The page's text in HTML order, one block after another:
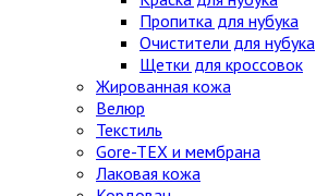
Пропитка для нубука
Очистители для нубука
Щетки для кроссовок
Жированная кожа
Велюр
Текстиль
Gore-TEX и мембрана
Лаковая кожа